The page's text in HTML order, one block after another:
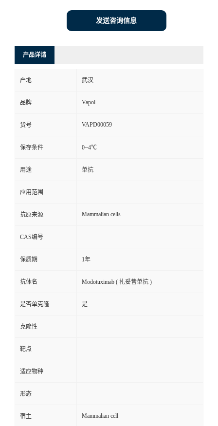
发送咨询信息
产品详请
产地 武汉
品牌 Vapol
货号 VAPD00059
保存条件 0~4℃
用途 单抗
应用范围
抗原来源 Mammalian cells
CAS编号
保质期 1年
抗体名 Modotuximab ( 扎妥昔单抗 )
是否单克隆 是
克隆性
靶点
适应物种
形态
宿主 Mammalian cell